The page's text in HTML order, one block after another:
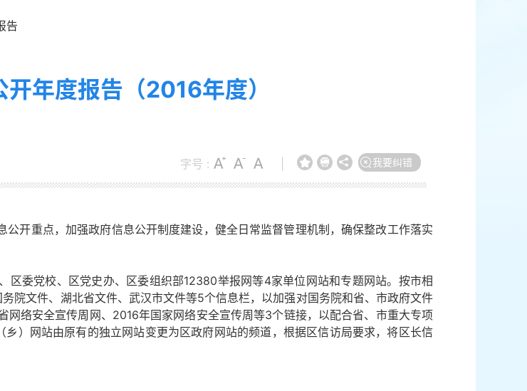
告
年度报告（2016年度）
我要纠错
字号 :
开重点，加强政府信息公开制度建设，健全日常监督管理机制，确保整改工作落实
区委党校、区党史办、区委组织部12380举报网等4家单位网站和专题网站。按市相
院文件、湖北省文件、武汉市文件等5个信息栏，以加强对国务院和省、市政府文件
网络安全宣传周网、2016年国家网络安全宣传周等3个链接，以配合省、市重大专项
）网站由原有的独立网站变更为区政府网站的频道，根据区信访局要求，将区长信